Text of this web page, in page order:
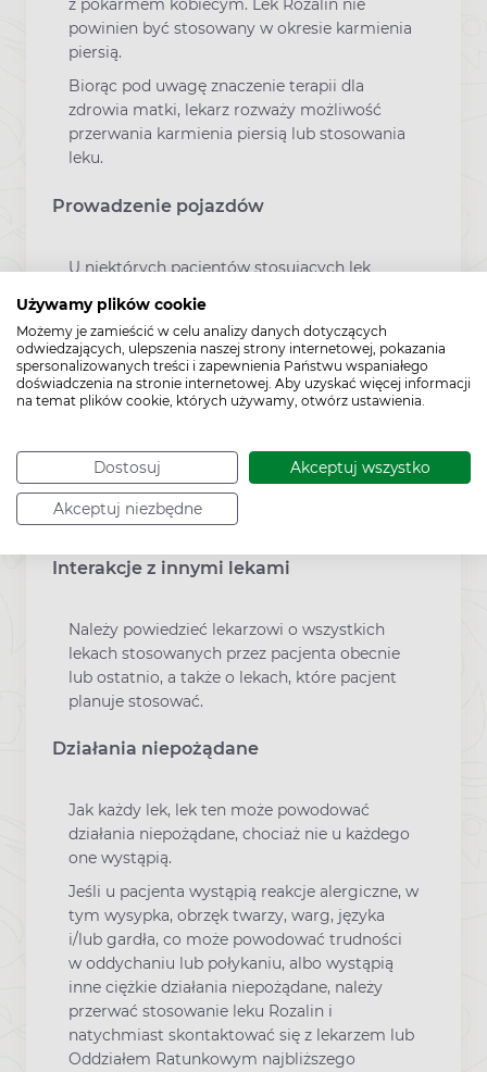
Używamy plików cookie
Możemy je zamieścić w celu analizy danych dotyczących
odwiedzających, ulepszenia naszej strony internetowej, pokazania
spersonalizowanych treści i zapewnienia Państwu wspaniałego
doświadczenia na stronie internetowej. Aby uzyskać więcej informacji
na temat plików cookie, których używamy, otwórz ustawienia.
Dostosuj Akceptuj wszystko
Akceptuj niezbędne
z pokarmem kobiecym. Lek Rozalin nie
powinien być stosowany w okresie karmienia
piersią.
Biorąc pod uwagę znaczenie terapii dla
zdrowia matki, lekarz rozważy możliwość
przerwania karmienia piersią lub stosowania
leku.
Prowadzenie pojazdów
U niektórych pacjentów stosujących lek
działań niepożądanych mogących wpływać
na zdolność prowadzenia pojazdów i
obsługiwania maszyn, takich jak zawroty
głowy i zaburzenia widzenia.
W przypadku połknięcia zawartości buteleczki
należy natychmiast skontaktować się z
Interakcje z innymi lekami
Należy powiedzieć lekarzowi o wszystkich
lekach stosowanych przez pacjenta obecnie
lub ostatnio, a także o lekach, które pacjent
planuje stosować.
Działania niepożądane
Jak każdy lek, lek ten może powodować
działania niepożądane, chociaż nie u każdego
one wystąpią.
Jeśli u pacjenta wystąpią reakcje alergiczne, w
tym wysypka, obrzęk twarzy, warg, języka
i/lub gardła, co może powodować trudności
w oddychaniu lub połykaniu, albo wystąpią
inne ciężkie działania niepożądane, należy
przerwać stosowanie leku Rozalin i
natychmiast skontaktować się z lekarzem lub
Oddziałem Ratunkowym najbliższego